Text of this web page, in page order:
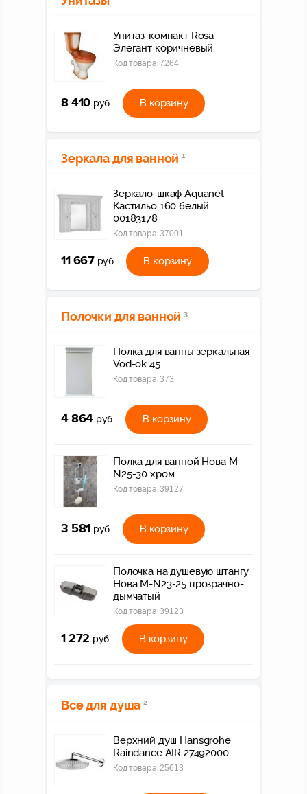
Унитаз-компакт Rosa
Элегант коричневый
Код товара:7264
8 410 руб В корзину
Зеркала для ванной 1
Зеркало-шкаф Aquanet
Кастильо 160 белый
00183178
Код товара:37001
11 667 руб В корзину
Полочки для ванной 3
Полка для ванны зеркальная
Vod-ok 45
Код товара:373
4 864 руб В корзину
Полка для ванной Нова M-
N25-30 хром
Код товара:39127
3 581 руб В корзину
Полочка на душевую штангу
Нова M-N23-25 прозрачно-
дымчатый
Код товара:39123
1 272 руб В корзину
Все для душа 2
Верхний душ Hansgrohe
Raindance AIR 27492000
Код товара:25613